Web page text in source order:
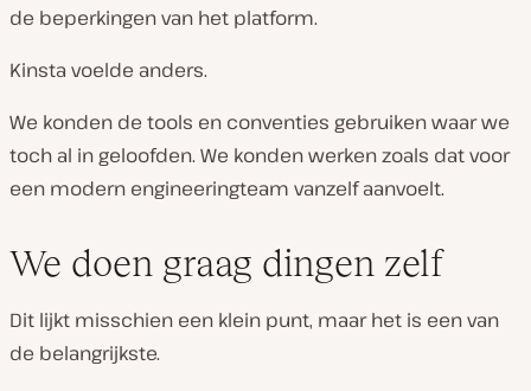
de beperkingen van het platform.
Kinsta voelde anders.
We konden de tools en conventies gebruiken waar we
toch al in geloofden. We konden werken zoals dat voor
een modern engineeringteam vanzelf aanvoelt.
We doen graag dingen zelf
Dit lijkt misschien een klein punt, maar het is een van
de belangrijkste.